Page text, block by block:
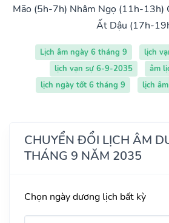
Mão (5h-7h) Nhâm Ngọ (11h-13h)
Ất Dậu (17h-
Lịch âm ngày 6 tháng 9
lịch
lịch vạn sự 6-9-2035
âm
lịch ngày tốt 6 tháng 9
lịch
CHUYỂN ĐỔI LỊCH ÂM
THÁNG 9 NĂM 2035
Chọn ngày dương lịch bất kỳ